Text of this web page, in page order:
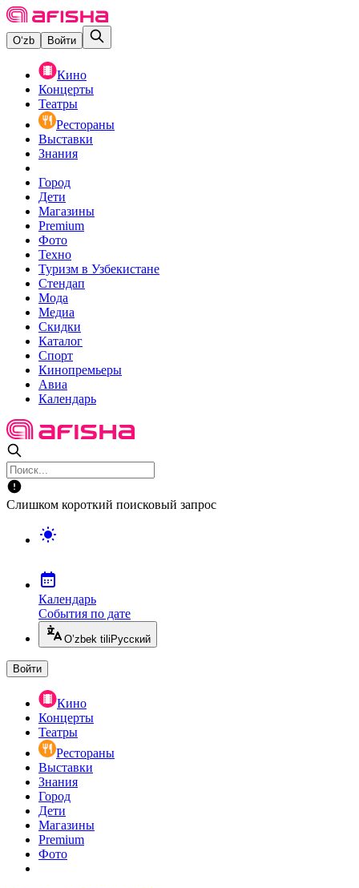
O‘zb Войти
Кино
Концерты
Театры
Рестораны
Выставки
Знания
Город
Дети
Магазины
Premium
Фото
Техно
Туризм в Узбекистане
Стендап
Мода
Медиа
Скидки
Каталог
Спорт
Кинопремьеры
Авиа
Календарь
Слишком короткий поисковый запрос
Календарь
События по дате
O’zbek tili Русский
Войти
Кино
Концерты
Театры
Рестораны
Выставки
Знания
Город
Дети
Магазины
Premium
Фото